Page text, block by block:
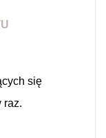
się
raz.